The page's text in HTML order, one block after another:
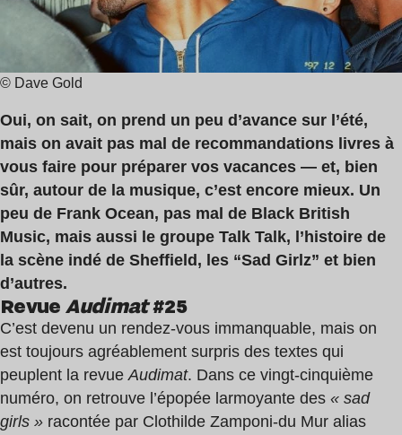
© Dave Gold
Oui, on sait, on prend un peu d’avance sur l’été,
mais on avait pas mal de recommandations livres à
vous faire pour préparer vos vacances — et, bien
sûr, autour de la musique, c’est encore mieux. Un
peu de Frank Ocean, pas mal de Black British
Music, mais aussi le groupe Talk Talk, l’histoire de
la scène indé de Sheffield, les “Sad Girlz” et bien
d’autres.
RevueAudimat#25
C’est devenu un rendez-vous immanquable, mais on
est toujours agréablement surpris des textes qui
peuplent la revueAudimat. Dans ce vingt-cinquième
numéro, on retrouve l’épopée larmoyante des « sad
girls » racontée par Clothilde Zamponi-du Mur alias